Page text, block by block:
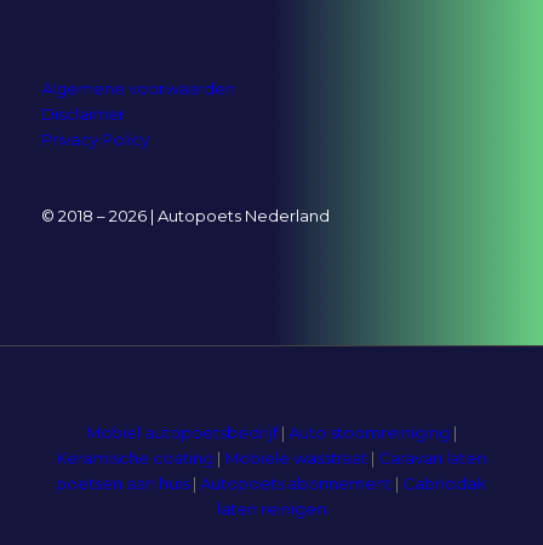
© 2018 – 2026 | Autopoets Nederland
Algemene voorwaarden
Disclaimer
Privacy Policy
Mobiel autopoetsbedrijf| Auto stoomreiniging |
Keramische coating | Mobiele wasstraat | Caravan laten
poetsen aan huis |Autopoets abonnement | Cabriodak
laten reinigen